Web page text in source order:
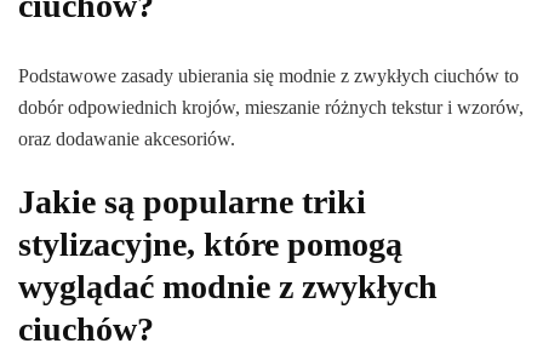
Podstawowe zasady ubierania się modnie z zwykłych ciuchów to
dobór odpowiednich krojów, mieszanie różnych tekstur i wzorów,
oraz dodawanie akcesoriów.
Jakie są popularne triki
stylizacyjne, które pomogą
wyglądać modnie z zwykłych
ciuchów?